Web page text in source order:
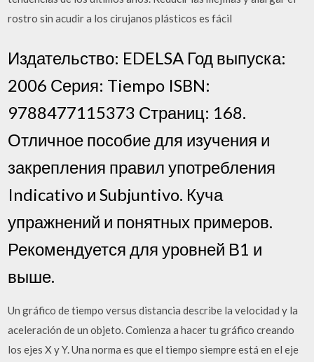
rostro sin acudir a los cirujanos plásticos es fácil
Издательство: EDELSA Год выпуска:
2006 Серия: Tiempo ISBN:
9788477115373 Страниц: 168.
Отличное пособие для изучения и
закрепления правил употребления
Indicativo и Subjuntivo. Куча
упражнений и понятных примеров.
Рекомендуется для уровней В1 и
выше.
Un gráfico de tiempo versus distancia describe la velocidad y la
aceleración de un objeto. Comienza a hacer tu gráfico creando
los ejes X y Y. Una norma es que el tiempo siempre está en el eje